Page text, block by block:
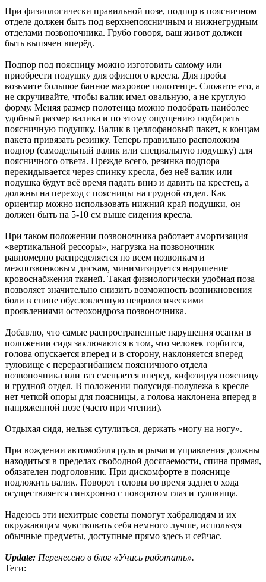
При физиологически правильной позе, подпор в поясничном
отделе должен быть под верхнепоясничным и нижнегрудным
отделами позвоночника. Грубо говоря, ваш живот должен
быть выпячен вперёд.
Подпор под поясницу можно изготовить самому или
приобрести подушку для офисного кресла. Для пробы
возьмите большое банное махровое полотенце. Сложите его, а
не скручивайте, чтобы валик имел овальную, а не круглую
форму. Меняя размер полотенца можно подобрать наиболее
удобный размер валика и по этому ощущению подбирать
поясничную подушку. Валик в целлофановый пакет, к концам
пакета привязать резинку. Теперь правильно расположим
подпор (самодельный валик или специальную подушку) для
поясничного ответа. Прежде всего, резинка подпора
перекидывается через спинку кресла, без неё валик или
подушка будут всё время падать вниз и давить на крестец, а
должны на переход с поясницы на грудной отдел. Как
ориентир можно использовать нижний край подушки, он
должен быть на 5-10 см выше сидения кресла.
При таком положении позвоночника работает амортизация
«вертикальной рессоры», нагрузка на позвоночник
равномерно распределяется по всем позвонкам и
межпозвонковым дискам, минимизируется нарушение
кровоснабжения тканей. Такая физиологически удобная поза
позволяет значительно снизить возможность возникновения
боли в спине обусловленную неврологическими
проявлениями остеохондроза позвоночника.
Добавлю, что самые распространенные нарушения осанки в
положении сидя заключаются в том, что человек горбится,
голова опускается вперед и в сторону, наклоняется вперед
туловище с переразгибанием поясничного отдела
позвоночника или таз смещается вперед, кифозируя поясницу
и грудной отдел. В положении полусидя-полулежа в кресле
нет четкой опоры для поясницы, а голова наклонена вперед в
напряженной позе (часто при чтении).
Отдыхая сидя, нельзя сутулиться, держать «ногу на ногу».
При вождении автомобиля руль и рычаги управления должны
находиться в пределах свободной досягаемости, спина прямая,
обязателен подголовник. При дискомфорте в пояснице –
подложить валик. Поворот головы во время заднего хода
осуществляется синхронно с поворотом глаз и туловища.
Надеюсь эти нехитрые советы помогут хабралюдям и их
окружающим чувствовать себя немного лучше, используя
обычные предметы, доступные прямо здесь и сейчас.
Update: Перенесено в блог «Учись работать».
Теги: